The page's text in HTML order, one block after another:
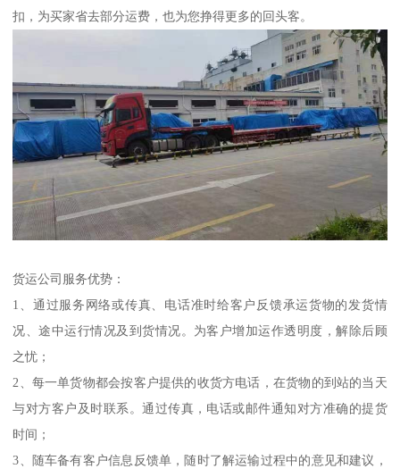
扣，为买家省去部分运费，也为您挣得更多的回头客。
货运公司服务优势：
1、通过服务网络或传真、电话准时给客户反馈承运货物的发货情
况、途中运行情况及到货情况。为客户增加运作透明度，解除后顾
之忧；
2、每一单货物都会按客户提供的收货方电话，在货物的到站的当天
与对方客户及时联系。通过传真，电话或邮件通知对方准确的提货
时间；
3、随车备有客户信息反馈单，随时了解运输过程中的意见和建议，